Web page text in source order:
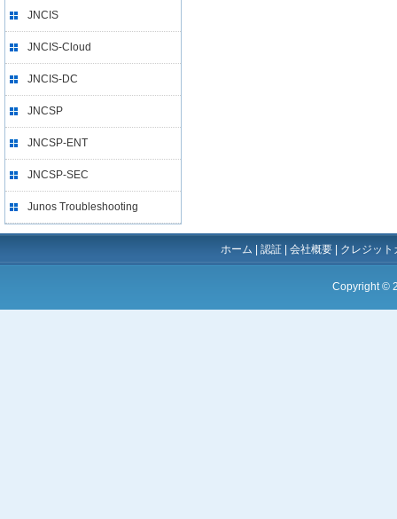
JNCIS
JNCIS-Cloud
JNCIS-DC
JNCSP
JNCSP-ENT
JNCSP-SEC
Junos Troubleshooting
ホーム 認証 会社概要 クレジッ
Copyright ©